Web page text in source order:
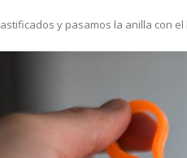
y pasamos la anilla con el